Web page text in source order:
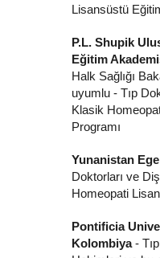
Lisansüstü
P.L. Shupik
Eğitim
Halk Sağlığı
uyumlu - Tıp
Klasik
Programı
Yunanistan
Doktorları ve
Homeopati
Pontificia
Kolombiya-